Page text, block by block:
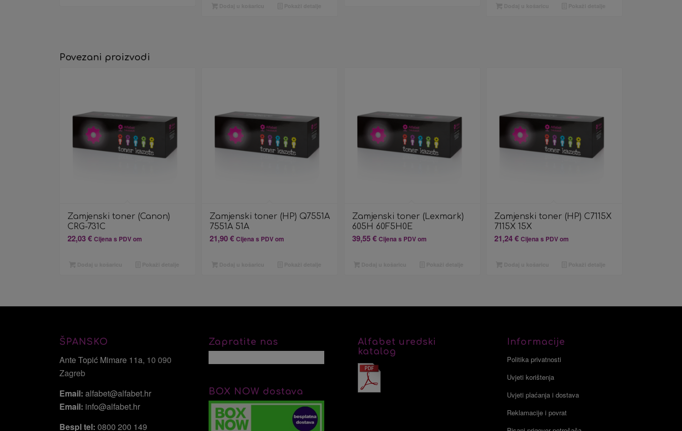
Povezani proizvodi
Zamjenski toner (Canon)
CRG-731C
22,03€ Cijena s PDV om
Zamjenski toner (HP) Q7551A
7551A 51A
21,90€ Cijena s PDV om
Zamjenski toner (Lexmark)
605H 60F5H0E
39,55€ Cijena s PDV om
Zamjenski toner (HP) C7115X
7115X 15X
21,24€ Cijena s PDV om
ŠPANSKO
Ante Topić Mimare 11a, 10 090
Zagreb
Email: alfabet@alfabet.hr
Email: info@alfabet.hr
Bespl tel: 0800 200 149
Zapratite nas
BOX NOW dostava
Alfabet uredski
katalog
Informacije
Politika privatnosti
Uvjeti korištenja
Uvjeti plaćanja i dostava
Reklamacije i povrat